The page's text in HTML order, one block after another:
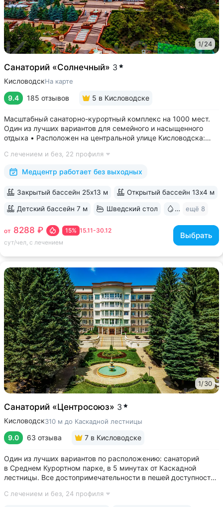
1/24
Санаторий «Солнечный» 3
КисловодскНа карте
9.4 185 отзывов 5 в Кисловодске
Масштабный санаторно-курортный комплекс на 1000 мест.
Один из лучших вариантов для семейного и насыщенного
отдыха • Расположен на центральной улице Кисловодска:
за 15 минут • Бесплатный трансфер до Курортного парка
и основных достопримечательностей...
С лечением и без, 22 профиля
Медцентр работает без выходных
15.11-30.12
15%
от 8288 ₽
сут/чел, с лечением
Выбрать
Закрытый бассейн 25х13 м Открытый бассейн 13x4 м
Детский бассейн 7 м Шведский стол Бювет
ещё 8
1/30
Санаторий «Центросоюз» 3
Кисловодск310 м до Каскадной лестницы
9.0 63 отзыва 7 в Кисловодске
Один из лучших вариантов по расположению: санаторий
в Среднем Курортном парке, в 5 минутах от Каскадной
лестницы. Все достопримечательности в пешей доступности
переходит в Курортный парк, к терренкурам № 3 и № 2Б •
С лечением и без, 24 профиля